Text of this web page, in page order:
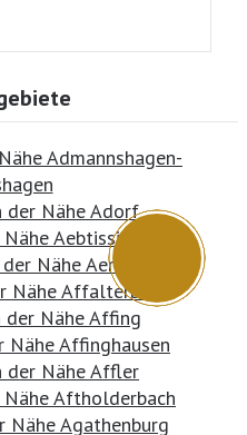
Admannshagen-
der Nähe Adorf
Aebtissinwisch
Nähe Aerzen
Nähe Affalterbach
der Nähe Affing
Nähe Affinghausen
der Nähe Affler
Aftholderbach
Nähe Agathenburg